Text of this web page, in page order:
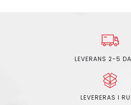
LEVERANS 2-5
LEVERERAS I